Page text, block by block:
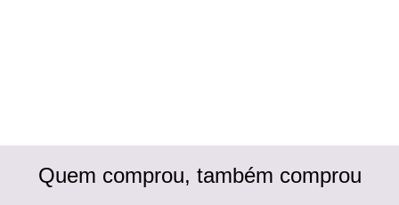
Quem comprou, também comprou